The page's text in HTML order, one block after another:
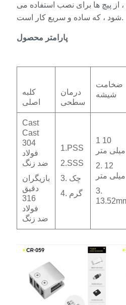
پیچ ها برای نصب استفاده می
شود ، که ساده و سریع کار است.
پارامتر محصول
کلبه
اصلی
درمان
سطحی
ضخامت
شیشه
Cast
Cast
304
فولاد
ضد زنگ
بازیگران
دقیق
316
فولاد
ضد زنگ
1.PSS
2.SSS
3. چک
4. گرم
1 10
میلی متر
2. 12
میلی متر
3.